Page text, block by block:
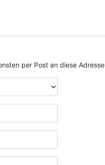
per Post an diese Adresse